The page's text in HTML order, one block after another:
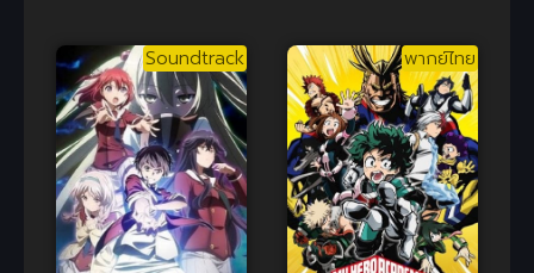
คุณดู
Soundtrack พากย์ไทย